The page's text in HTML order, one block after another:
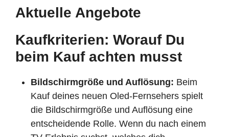
Aktuelle Angebote
Kaufkriterien: Worauf Du
beim Kauf achten musst
Bildschirmgröße und Auflösung: Beim
Kauf deines neuen Oled-Fernsehers spielt
die Bildschirmgröße und Auflösung eine
entscheidende Rolle. Wenn du nach einem